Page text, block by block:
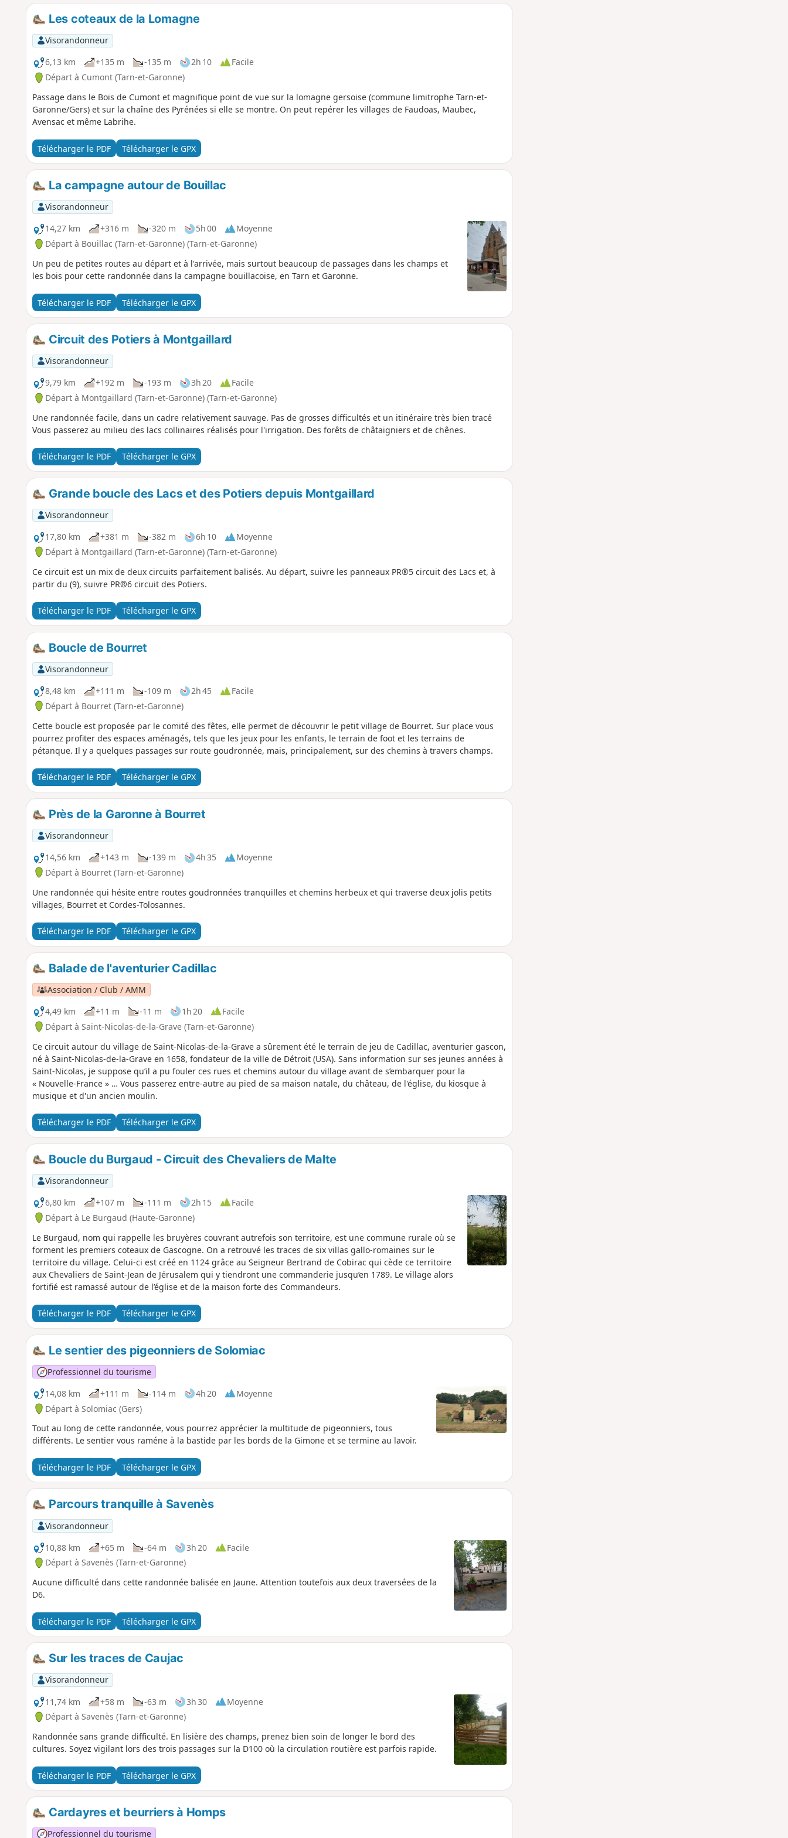
Les coteaux de la Lomagne
Visorandonneur
6,13 km
+135 m -135 m 2h 10
Facile
Départ à Cumont (Tarn-et-Garonne)
Passage dans le Bois de Cumont et magnifique point de vue sur la lomagne gersoise (commune limitrophe Tarn-et-
Garonne/Gers) et sur la chaîne des Pyrénées si elle se montre. On peut repérer les villages de Faudoas, Maubec,
Avensac et même Labrihe.
Télécharger le PDF Télécharger le GPX
La campagne autour de Bouillac
Visorandonneur
14,27 km
+316 m -320 m 5h 00
Moyenne
Départ à Bouillac (Tarn-et-Garonne) (Tarn-et-Garonne)
Un peu de petites routes au départ et à l'arrivée, mais surtout beaucoup de passages dans les champs et
les bois pour cette randonnée dans la campagne bouillacoise, en Tarn et Garonne.
Télécharger le PDF Télécharger le GPX
Circuit des Potiers à Montgaillard
Visorandonneur
9,79 km
+192 m -193 m 3h 20
Facile
Départ à Montgaillard (Tarn-et-Garonne) (Tarn-et-Garonne)
Une randonnée facile, dans un cadre relativement sauvage. Pas de grosses difficultés et un itinéraire très bien tracé
Vous passerez au milieu des lacs collinaires réalisés pour l'irrigation. Des forêts de châtaigniers et de chênes.
Télécharger le PDF Télécharger le GPX
Grande boucle des Lacs et des Potiers depuis Montgaillard
Visorandonneur
17,80 km
+381 m -382 m 6h 10
Moyenne
Départ à Montgaillard (Tarn-et-Garonne) (Tarn-et-Garonne)
Ce circuit est un mix de deux circuits parfaitement balisés. Au départ, suivre les panneaux PR®5 circuit des Lacs et, à
partir du (9), suivre PR®6 circuit des Potiers.
Télécharger le PDF Télécharger le GPX
Boucle de Bourret
Visorandonneur
8,48 km
+111 m -109 m 2h 45
Facile
Départ à Bourret (Tarn-et-Garonne)
Cette boucle est proposée par le comité des fêtes, elle permet de découvrir le petit village de Bourret. Sur place vous
pourrez profiter des espaces aménagés, tels que les jeux pour les enfants, le terrain de foot et les terrains de
pétanque. Il y a quelques passages sur route goudronnée, mais, principalement, sur des chemins à travers champs.
Télécharger le PDF Télécharger le GPX
Près de la Garonne à Bourret
Visorandonneur
14,56 km
+143 m -139 m 4h 35
Moyenne
Départ à Bourret (Tarn-et-Garonne)
Une randonnée qui hésite entre routes goudronnées tranquilles et chemins herbeux et qui traverse deux jolis petits
villages, Bourret et Cordes-Tolosannes.
Télécharger le PDF Télécharger le GPX
Balade de l'aventurier Cadillac
Association / Club / AMM
4,49 km
+11 m -11 m 1h 20
Facile
Départ à Saint-Nicolas-de-la-Grave (Tarn-et-Garonne)
Ce circuit autour du village de Saint-Nicolas-de-la-Grave a sûrement été le terrain de jeu de Cadillac, aventurier gascon,
né à Saint-Nicolas-de-la-Grave en 1658, fondateur de la ville de Détroit (USA). Sans information sur ses jeunes années à
Saint-Nicolas, je suppose qu’il a pu fouler ces rues et chemins autour du village avant de s’embarquer pour la
« Nouvelle-France » … Vous passerez entre-autre au pied de sa maison natale, du château, de l'église, du kiosque à
musique et d'un ancien moulin.
Télécharger le PDF Télécharger le GPX
Boucle du Burgaud - Circuit des Chevaliers de Malte
Visorandonneur
6,80 km
+107 m -111 m 2h 15
Facile
Départ à Le Burgaud (Haute-Garonne)
Le Burgaud, nom qui rappelle les bruyères couvrant autrefois son territoire, est une commune rurale où se
forment les premiers coteaux de Gascogne. On a retrouvé les traces de six villas gallo-romaines sur le
territoire du village. Celui-ci est créé en 1124 grâce au Seigneur Bertrand de Cobirac qui cède ce territoire
aux Chevaliers de Saint-Jean de Jérusalem qui y tiendront une commanderie jusqu’en 1789. Le village alors
fortifié est ramassé autour de l’église et de la maison forte des Commandeurs.
Télécharger le PDF Télécharger le GPX
Le sentier des pigeonniers de Solomiac
Professionnel du tourisme
14,08 km
+111 m -114 m 4h 20
Moyenne
Départ à Solomiac (Gers)
Tout au long de cette randonnée, vous pourrez apprécier la multitude de pigeonniers, tous
différents. Le sentier vous raméne à la bastide par les bords de la Gimone et se termine au lavoir.
Télécharger le PDF Télécharger le GPX
Parcours tranquille à Savenès
Visorandonneur
10,88 km
+65 m -64 m 3h 20
Facile
Départ à Savenès (Tarn-et-Garonne)
Aucune difficulté dans cette randonnée balisée en Jaune. Attention toutefois aux deux traversées de la
D6.
Télécharger le PDF Télécharger le GPX
Sur les traces de Caujac
Visorandonneur
11,74 km
+58 m -63 m 3h 30
Moyenne
Départ à Savenès (Tarn-et-Garonne)
Randonnée sans grande difficulté. En lisière des champs, prenez bien soin de longer le bord des
cultures. Soyez vigilant lors des trois passages sur la D100 où la circulation routière est parfois rapide.
Télécharger le PDF Télécharger le GPX
Cardayres et beurriers à Homps
Professionnel du tourisme